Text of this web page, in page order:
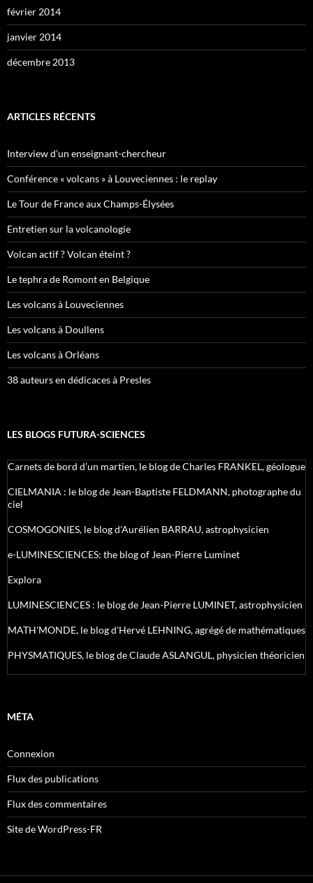
février 2014
janvier 2014
décembre 2013
ARTICLES RÉCENTS
Interview d’un enseignant-chercheur
Conférence « volcans » à Louveciennes : le replay
Le Tour de France aux Champs-Élysées
Entretien sur la volcanologie
Volcan actif ? Volcan éteint ?
Le tephra de Romont en Belgique
Les volcans à Louveciennes
Les volcans à Doullens
Les volcans à Orléans
38 auteurs en dédicaces à Presles
LES BLOGS FUTURA-SCIENCES
Carnets de bord d’un martien, le blog de Charles FRANKEL, géologue
CIELMANIA : le blog de Jean-Baptiste FELDMANN, photographe du
ciel
COSMOGONIES, le blog d'Aurélien BARRAU, astrophysicien
e-LUMINESCIENCES: the blog of Jean-Pierre Luminet
Explora
LUMINESCIENCES : le blog de Jean-Pierre LUMINET, astrophysicien
MATH'MONDE, le blog d'Hervé LEHNING, agrégé de mathématiques
PHYSMATIQUES, le blog de Claude ASLANGUL, physicien théoricien
MÉTA
Connexion
Flux des publications
Flux des commentaires
Site de WordPress-FR